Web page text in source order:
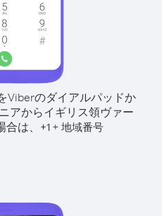
Viberのダイアルパッドか
アからイギリス領ヴァー
は、 +1 + 地域番号